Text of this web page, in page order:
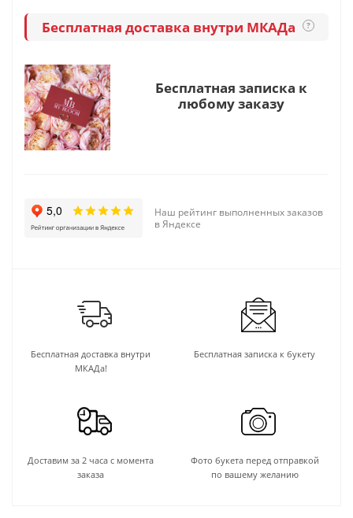
Бесплатная доставка внутри МКАДа ?
Бесплатная записка к
любому заказу
Наш рейтинг выполненных заказов
в Яндексе
Бесплатная доставка внутри
МКАДа!
Бесплатная записка к букету
Доставим за 2 часа с момента
заказа
Фото букета перед отправкой
по вашему желанию